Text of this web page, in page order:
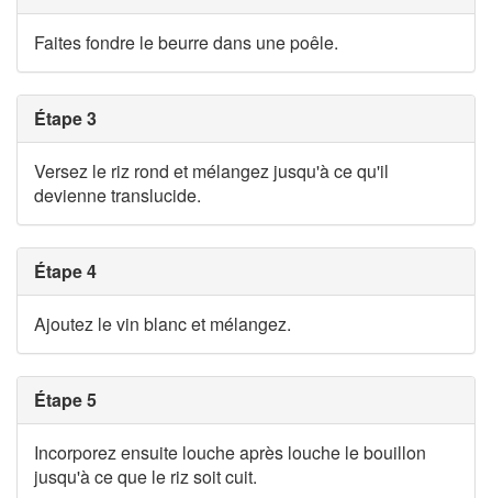
Faites fondre le beurre dans une poêle.
Étape 3
Versez le riz rond et mélangez jusqu'à ce qu'il
devienne translucide.
Étape 4
Ajoutez le vin blanc et mélangez.
Étape 5
Incorporez ensuite louche après louche le bouillon
jusqu'à ce que le riz soit cuit.